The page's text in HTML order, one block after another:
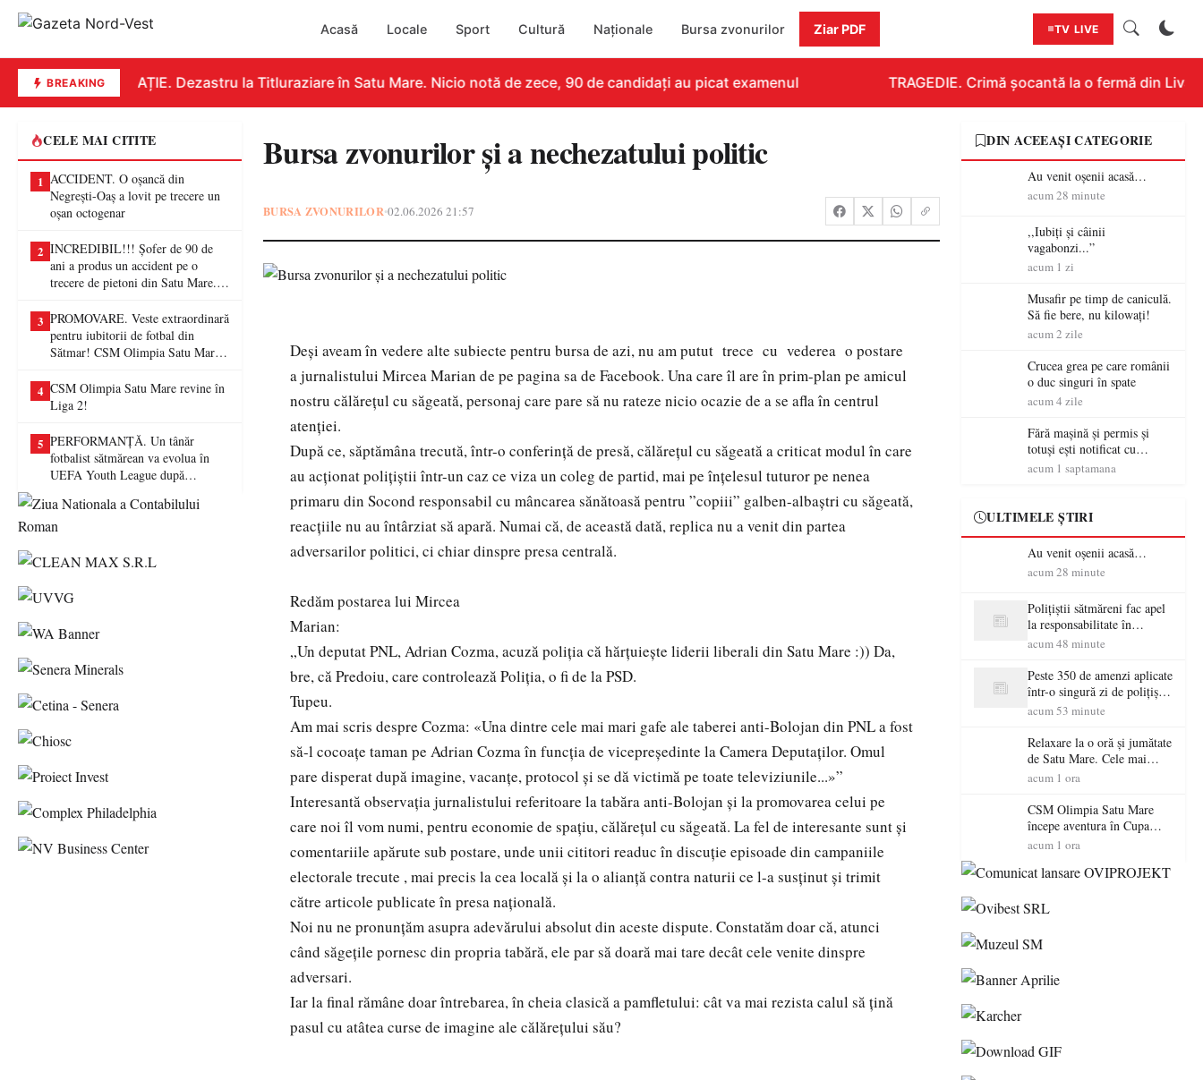
Acasă Locale Sport Cultură Naționale Bursa zvonurilor Ziar PDF TV LIVE
BREAKINGEDUCAȚIE. Dezastru la Titluraziare în Satu Mare. Nicio notă de zece, 90 de candidați au picat examenul TRAGEDIE. Crimă șocantă la o fermă din
CELE MAI CITITE
1 ACCIDENT. O oșancă din
Negrești-Oaș a lovit pe trecere un
oșan octogenar
2 INCREDIBIL!!! Șofer de 90 de
ani a produs un accident pe o
trecere de pietoni din Satu Mare. O
3 PROMOVARE. Veste extraordinară
pentru iubitorii de fotbal din
Sătmar! CSM Olimpia Satu Mare
4 CSM Olimpia Satu Mare revine în
Liga 2!
5 PERFORMANȚĂ. Un tânăr
fotbalist sătmărean va evolua în
UEFA Youth League după
Bursa zvonurilor și a nechezatului politic
BURSA ZVONURILOR•02.06.2026 21:57
Deși aveam în vedere alte subiecte pentru bursa de azi, nu am putut trece cu vederea o postare
a jurnalistului Mircea Marian de pe pagina sa de Facebook. Una care îl are în prim-plan pe amicul
nostru călărețul cu săgeată, personaj care pare să nu rateze nicio ocazie de a se afla în centrul
atenției.
După ce, săptămâna trecută, într-o conferință de presă, călărețul cu săgeată a criticat modul în care
au acționat polițiștii într-un caz ce viza un coleg de partid, mai pe înțelesul tuturor pe nenea
primaru din Socond responsabil cu mâncarea sănătoasă pentru ”copiii” galben-albaștri cu săgeată,
reacțiile nu au întârziat să apară. Numai că, de această dată, replica nu a venit din partea
adversarilor politici, ci chiar dinspre presa centrală.
Redăm postarea lui Mircea
Marian:
„Un deputat PNL, Adrian Cozma, acuză poliția că hărțuiește liderii liberali din Satu Mare :)) Da,
bre, că Predoiu, care controlează Poliția, o fi de la PSD.
Tupeu.
Am mai scris despre Cozma: «Una dintre cele mai mari gafe ale taberei anti-Bolojan din PNL a fost
să-l cocoațe taman pe Adrian Cozma în funcția de vicepreședinte la Camera Deputaților. Omul
pare disperat după imagine, vacanțe, protocol și se dă victimă pe toate televiziunile...»”
Interesantă observația jurnalistului referitoare la tabăra anti-Bolojan și la promovarea celui pe
care noi îl vom numi, pentru economie de spațiu, călărețul cu săgeată. La fel de interesante sunt și
comentariile apărute sub postare, unde unii cititori readuc în discuție episoade din campaniile
electorale trecute , mai precis la cea locală și la o alianță contra naturii ce l-a susținut și trimit
către articole publicate în presa națională.
Noi nu ne pronunțăm asupra adevărului absolut din aceste dispute. Constatăm doar că, atunci
când săgețile pornesc din propria tabără, ele par să doară mai tare decât cele venite dinspre
adversari.
Iar la final rămâne doar întrebarea, în cheia clasică a pamfletului: cât va mai rezista calul să țină
pasul cu atâtea curse de imagine ale călărețului său?
DIN ACEEAȘI CATEGORIE
Au venit oșenii acasă…
acum 28 minute
,,Iubiți și câinii
vagabonzi...”
acum 1 zi
Musafir pe timp de caniculă.
Să fie bere, nu kilowați!
acum 2 zile
Crucea grea pe care românii
o duc singuri în spate
acum 4 zile
Fără mașină și permis și
totuși ești notificat cu
amenzi rutiere…
acum 1 saptamana
ULTIMELE ȘTIRI
Au venit oșenii acasă…
acum 28 minute
Polițiștii sătmăreni fac apel
la responsabilitate în
trafic…
acum 48 minute
Peste 350 de amenzi aplicate
într-o singură zi de polițiștii
sătmăreni
acum 53 minute
Relaxare la o oră și jumătate
de Satu Mare. Cele mai
spectaculoase piscine
Maramureș, ideale pentru o
escapadă de vară
acum 1 ora
CSM Olimpia Satu Mare
începe aventura în Cupa
României la Baia Mare
acum 1 ora